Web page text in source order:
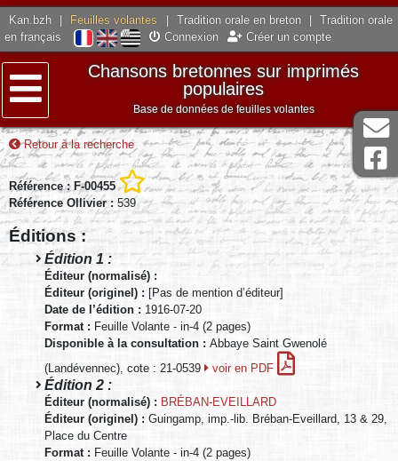
Kan.bzh Feuilles volantes Tradition orale en breton
Tradition orale
en français
Connexion Créer un compte
Menu
Chansons bretonnes sur imprimés
populaires
Base de données de feuilles volantes
Retour à la recherche
Référence : F-00455
Référence Ollivier : 539
Éditions :
Édition 1 :
Éditeur (normalisé) :
Éditeur (originel) : [Pas de mention d’éditeur]
Date de l’édition : 1916-07-20
Format : Feuille Volante - in-4 (2 pages)
Disponible à la consultation : Abbaye Saint Gwenolé
(Landévennec), cote : 21-0539
voir en PDF
Édition 2 :
Éditeur (normalisé) : BRÉBAN-EVEILLARD
Éditeur (originel) : Guingamp, imp.-lib. Bréban-Eveillard, 13 & 29,
Place du Centre
Format : Feuille Volante - in-4 (2 pages)